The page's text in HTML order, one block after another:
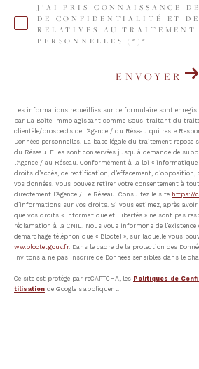
J'AI PRIS CONNAISSANCE
DE CONFIDENTIALITÉ ET
RELATIVES AU TRAITEMENT
PERSONNELLES (*)*
ENVOYER
Les informations recueillies sur ce formulaire sont
par La Boite Immo agissant comme Sous-traitant du
clientèle/prospects de l'Agence / du Réseau qui reste
Données personnelles. La base légale du traitement
du Réseau. Elles sont conservées jusqu'à demande de
l'Agence / au Réseau. Conformément à la loi «
droits d’accès, de rectification, d’effacement,
vos données. Vous pouvez retirer votre consentement à
directement l’Agence / Le Réseau. Consultez le site https://
d’informations sur vos droits. Si vous estimez, après avoir
que vos droits « Informatique et Libertés » ne sont pas
réclamation à la CNIL. Nous vous informons de
démarchage téléphonique « Bloctel », sur laquelle vous
ww.bloctel.gouv.fr. Dans le cadre de la protection des
invitons à ne pas inscrire de Données sensibles dans le
Ce site est protégé par reCAPTCHA, les Politiques de
tilisation de Google s'appliquent.